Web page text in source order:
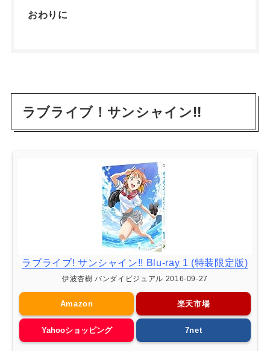
おわりに
ラブライブ！サンシャイン!!
ラブライブ! サンシャイン!! Blu-ray 1 (特装限定版)
伊波杏樹 バンダイビジュアル 2016-09-27
Amazon 楽天市場
Yahooショッピング 7net